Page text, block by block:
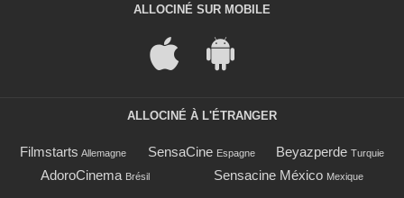
ALLOCINÉ SUR MOBILE
ALLOCINÉ À L'ÉTRANGER
Filmstarts Allemagne SensaCine Espagne Beyazperde Turquie
AdoroCinema Brésil Sensacine México Mexique